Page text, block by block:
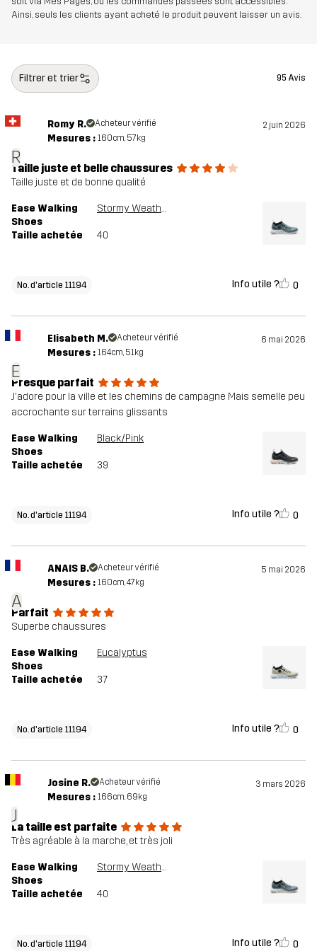
Poids 356g
Numéro
11194_2706
Ainsi, seuls les clients ayant acheté le produit peuvent laisser un avis.
Filtrer et trier 95 Avis
R
Romy R. Acheteur vérifié 2 juin 2026
Mesures : 160cm, 57kg
Taille juste et belle chaussures
Taille juste et de bonne qualité
Ease Walking
Shoes
Stormy Weather
Taille achetée 40
No. d'article 11194 Info utile ? 0
E
Elisabeth M. Acheteur vérifié 6 mai 2026
Mesures : 164cm, 51kg
Presque parfait
J'adore pour la ville et les chemins de campagne Mais semelle peu
accrochante sur terrains glissants
Ease Walking
Shoes
Black/Pink
Taille achetée 39
No. d'article 11194 Info utile ? 0
A
ANAIS B. Acheteur vérifié 5 mai 2026
Mesures : 160cm, 47kg
Parfait
Superbe chaussures
Ease Walking
Shoes
Eucalyptus
Taille achetée 37
No. d'article 11194 Info utile ? 0
J
Josine R. Acheteur vérifié 3 mars 2026
Mesures : 166cm, 69kg
La taille est parfaite
Très agréable à la marche, et très joli
Ease Walking
Shoes
Stormy Weather
Taille achetée 40
No. d'article 11194 Info utile ? 0